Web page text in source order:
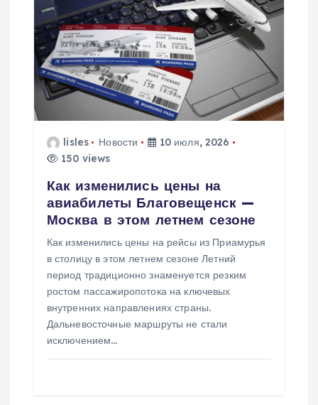
lisles Новости
10 июля, 2026
150 views
Как изменились цены на
авиабилеты Благовещенск —
Москва в этом летнем сезоне
Как изменились цены на рейсы из Приамурья
в столицу в этом летнем сезоне Летний
период традиционно знаменуется резким
ростом пассажиропотока на ключевых
внутренних направлениях страны.
Дальневосточные маршруты не стали
исключением…